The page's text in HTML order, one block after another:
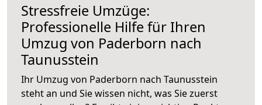
Stressfreie Umzüge:
Professionelle Hilfe für Ihren
Umzug von Paderborn nach
Taunusstein
Ihr Umzug von Paderborn nach Taunusstein
steht an und Sie wissen nicht, was Sie zuerst